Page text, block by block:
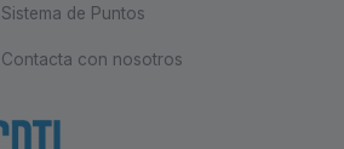
Sistema de Puntos
Contacta con nosotros